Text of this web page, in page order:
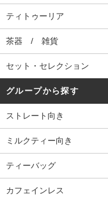
ティトゥーリア
茶器 / 雑貨
セット・セレクション
グループから探す
ストレート向き
ミルクティー向き
ティーバッグ
カフェインレス